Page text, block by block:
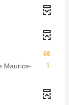
68
1
Maurice-